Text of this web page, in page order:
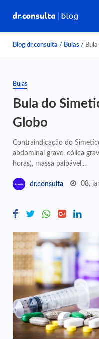
Blog dr.consulta / Bulas /
Bulas
Bula do
Globo
Contraindicação do
abdominal grave, cólica
horas), massa palpável...
dr.consulta 08,